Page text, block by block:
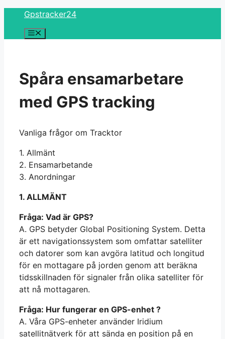
content
Gpstracker24
Menu
Spåra ensamarbetare
med GPS tracking
Vanliga frågor om Tracktor
1. Allmänt
2. Ensamarbetande
3. Anordningar
1. ALLMÄNT
Fråga: Vad är GPS?
A. GPS betyder Global Positioning System. Detta
är ett navigationssystem som omfattar satelliter
och datorer som kan avgöra latitud och longitud
för en mottagare på jorden genom att beräkna
tidsskillnaden för signaler från olika satelliter för
att nå mottagaren.
Fråga: Hur fungerar en GPS-enhet ?
A. Våra GPS-enheter använder Iridium
satellitnätverk för att sända en position på en